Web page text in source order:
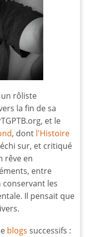
un rôliste
la fin de sa
et le
, dont l'Histoire
sur, et critiqué
rêve en
entre
conservant les
Il pensait que
blogs successifs :